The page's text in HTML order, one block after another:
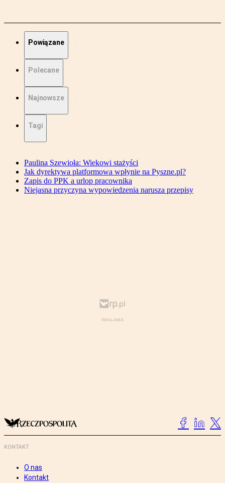
Powiązane
Polecane
Najnowsze
Tagi
Paulina Szewioła: Wiekowi stażyści
Jak dyrektywa platformowa wpłynie na Pyszne.pl?
Zapis do PPK a urlop pracownika
Niejasna przyczyna wypowiedzenia narusza przepisy
KONTAKT
O nas
Kontakt